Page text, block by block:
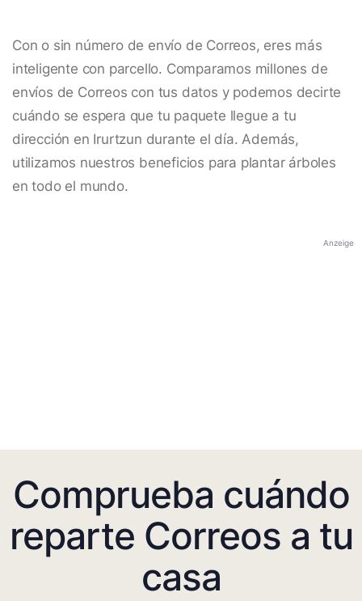
Con o sin número de envío de Correos, eres más
inteligente con parcello. Comparamos millones de
envíos de Correos con tus datos y podemos decirte
cuándo se espera que tu paquete llegue a tu
dirección en Irurtzun durante el día. Además,
utilizamos nuestros beneficios para plantar árboles
en todo el mundo.
Anzeige
Comprueba cuándo
reparte Correos a tu
casa